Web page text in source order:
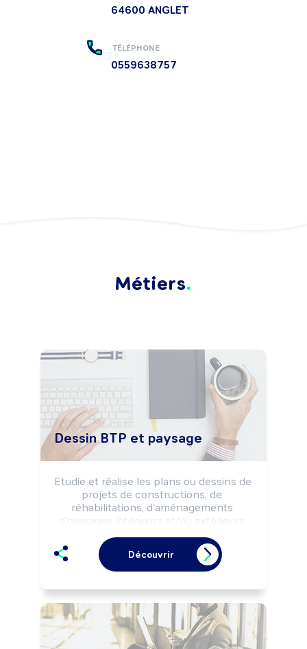
64600 ANGLET
TÉLÉPHONE
0559638757
Métiers
Dessin BTP et paysage
Etudie et réalise les plans ou dessins de
projets de constructions, de
réhabilitations, d'aménagements
d'ouvrages intérieurs et/ou extérieurs
architecturales retenues et la
réglementation.
Peut coordonner une équipe.
Découvrir